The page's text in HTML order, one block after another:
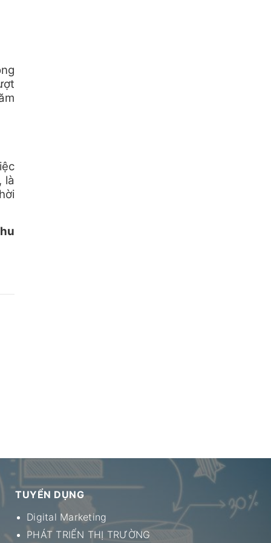
là
TUYỂN DỤNG
Digital Marketing
PHÁT TRIỂN THỊ TRƯỜNG